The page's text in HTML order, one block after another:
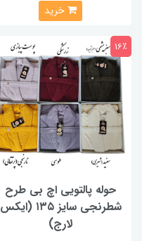
خرید
حوله پالتویی اچ بی طرح
شطرنجی سایز ۱۳۵ (ایکس
لارج)
16٪